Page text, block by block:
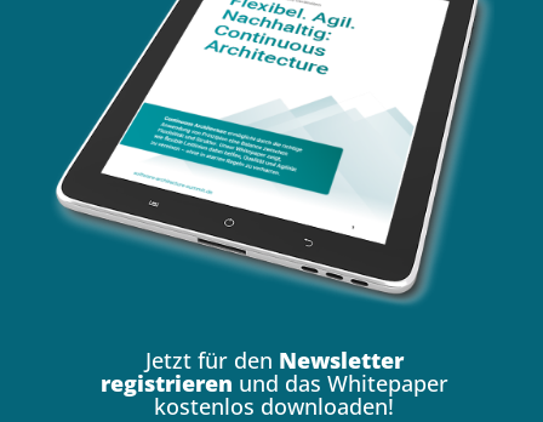
Jetzt für den Newsletter
registrieren und das Whitepaper
kostenlos downloaden!